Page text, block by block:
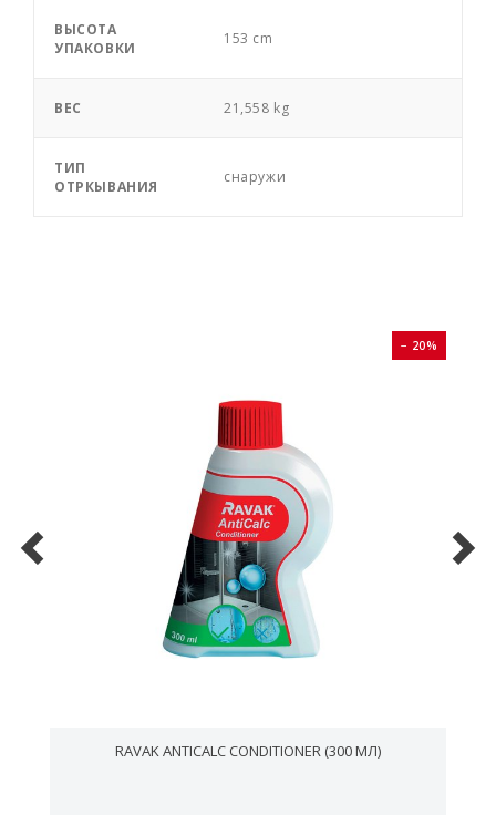
ВЫСОТА
УПАКОВКИ
153 cm
ВЕС 21,558 kg
ТИП
ОТРКЫВАНИЯ
снаружи
− 20%
RAVAK ANTICALC CONDITIONER (300 МЛ)